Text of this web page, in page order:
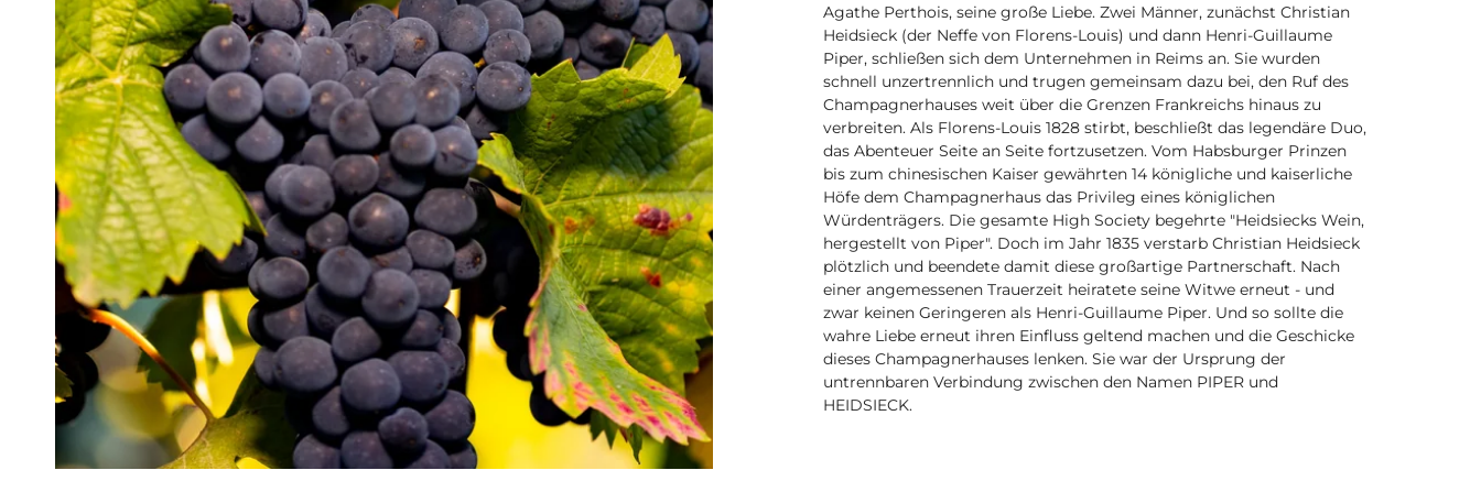
Agathe Perthois, seine große Liebe. Zwei Männer, zunächst Christian
Heidsieck (der Neffe von Florens-Louis) und dann Henri-Guillaume
Piper, schließen sich dem Unternehmen in Reims an. Sie wurden
schnell unzertrennlich und trugen gemeinsam dazu bei, den Ruf des
Champagnerhauses weit über die Grenzen Frankreichs hinaus zu
verbreiten. Als Florens-Louis 1828 stirbt, beschließt das legendäre Duo,
das Abenteuer Seite an Seite fortzusetzen. Vom Habsburger Prinzen
bis zum chinesischen Kaiser gewährten 14 königliche und kaiserliche
Höfe dem Champagnerhaus das Privileg eines königlichen
Würdenträgers. Die gesamte High Society begehrte "Heidsiecks Wein,
hergestellt von Piper". Doch im Jahr 1835 verstarb Christian Heidsieck
plötzlich und beendete damit diese großartige Partnerschaft. Nach
einer angemessenen Trauerzeit heiratete seine Witwe erneut - und
zwar keinen Geringeren als Henri-Guillaume Piper. Und so sollte die
wahre Liebe erneut ihren Einfluss geltend machen und die Geschicke
dieses Champagnerhauses lenken. Sie war der Ursprung der
untrennbaren Verbindung zwischen den Namen PIPER und
HEIDSIECK.